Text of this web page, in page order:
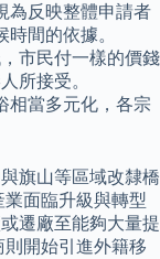
為反映整體申請者
間的依據。
市民付一樣的價錢
所接受。
相當多元化，各宗
旗山等區域改隸橋
面臨升級與轉型
遷廠至能夠大量提
開始引進外籍移